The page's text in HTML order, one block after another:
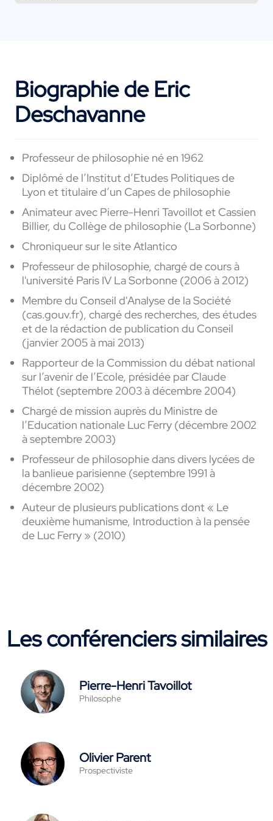
Biographie de Eric
Deschavanne
Professeur de philosophie né en 1962
Diplômé de l’Institut d’Etudes Politiques de
Lyon et titulaire d’un Capes de philosophie
Animateur avec Pierre-Henri Tavoillot et Cassien
Billier, du Collège de philosophie (La Sorbonne)
Chroniqueur sur le site Atlantico
Professeur de philosophie, chargé de cours à
l'université Paris IV La Sorbonne (2006 à 2012)
Membre du Conseil d'Analyse de la Société
(cas.gouv.fr), chargé des recherches, des études
et de la rédaction de publication du Conseil
(janvier 2005 à mai 2013)
Rapporteur de la Commission du débat national
sur l’avenir de l’Ecole, présidée par Claude
Thélot (septembre 2003 à décembre 2004)
Chargé de mission auprès du Ministre de
l’Education nationale Luc Ferry (décembre 2002
à septembre 2003)
Professeur de philosophie dans divers lycées de
la banlieue parisienne (septembre 1991 à
décembre 2002)
Auteur de plusieurs publications dont « Le
deuxième humanisme, Introduction à la pensée
de Luc Ferry » (2010)
Les conférenciers similaires
Pierre-Henri Tavoillot
Philosophe
Olivier Parent
Prospectiviste